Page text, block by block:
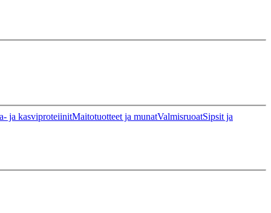
ja kasviproteiinitMaitotuotteet ja munatValmisruoatSipsit ja